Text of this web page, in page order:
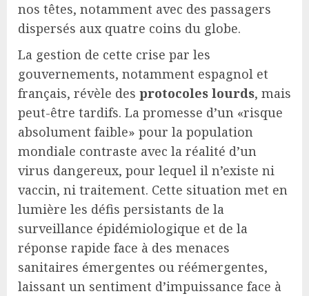
nos têtes, notamment avec des passagers
dispersés aux quatre coins du globe.
La gestion de cette crise par les
gouvernements, notamment espagnol et
français, révèle des protocoles lourds, mais
peut-être tardifs. La promesse d’un «risque
absolument faible» pour la population
mondiale contraste avec la réalité d’un
virus dangereux, pour lequel il n’existe ni
vaccin, ni traitement. Cette situation met en
lumière les défis persistants de la
surveillance épidémiologique et de la
réponse rapide face à des menaces
sanitaires émergentes ou réémergentes,
laissant un sentiment d’impuissance face à